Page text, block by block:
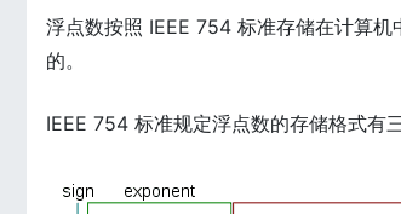
浮点数按照 IEEE 754 标准存储在计算机
的。
IEEE 754 标准规定浮点数的存储格式有